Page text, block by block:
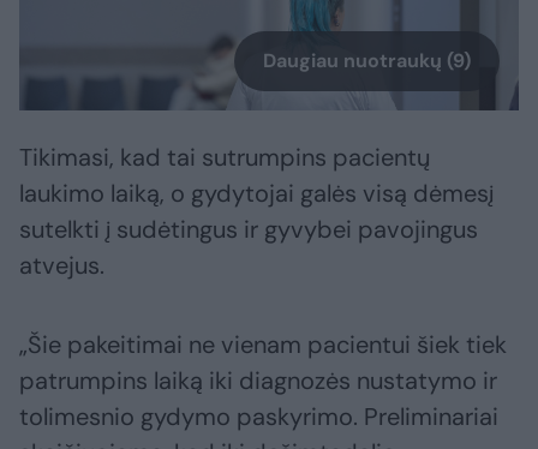
Daugiau nuotraukų (9)
Tikimasi, kad tai sutrumpins pacientų
laukimo laiką, o gydytojai galės visą dėmesį
sutelkti į sudėtingus ir gyvybei pavojingus
atvejus.
„Šie pakeitimai ne vienam pacientui šiek tiek
patrumpins laiką iki diagnozės nustatymo ir
tolimesnio gydymo paskyrimo. Preliminariai